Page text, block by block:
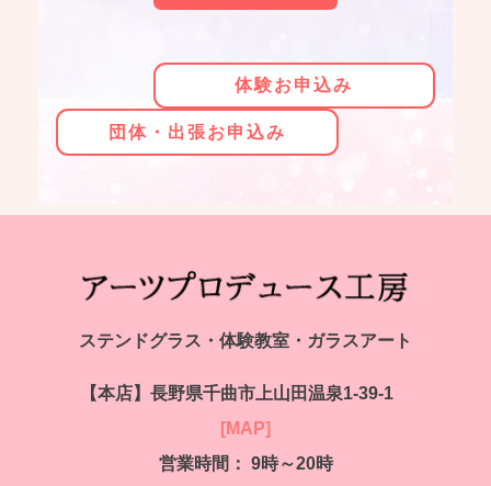
体験お申込み
団体・出張お申込み
ステンドグラス・体験教室・ガラスアート
【本店】 長野県千曲市上山田温泉1-39-1
[MAP]
営業時間： 9時～20時